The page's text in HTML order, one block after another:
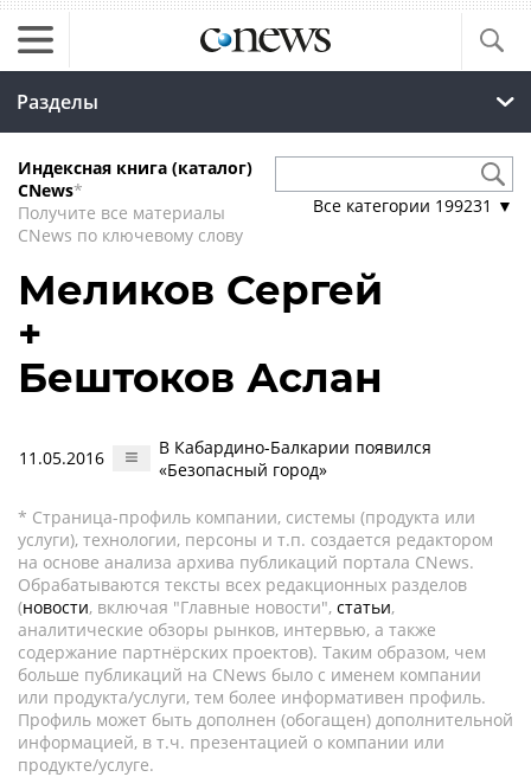
Разделы
Индексная книга (каталог)
CNews*
Получите все материалы
CNews по ключевому слову
Все категории 199231 ▼
Меликов Сергей
+
Бештоков Аслан
11.05.2016
В Кабардино-Балкарии появился
«Безопасный город»
* Страница-профиль компании, системы (продукта или
услуги), технологии, персоны и т.п. создается редактором
на основе анализа архива публикаций портала CNews.
Обрабатываются тексты всех редакционных разделов
(новости, включая "Главные новости", статьи,
аналитические обзоры рынков, интервью, а также
содержание партнёрских проектов). Таким образом, чем
больше публикаций на CNews было с именем компании
или продукта/услуги, тем более информативен профиль.
Профиль может быть дополнен (обогащен) дополнительной
информацией, в т.ч. презентацией о компании или
продукте/услуге.